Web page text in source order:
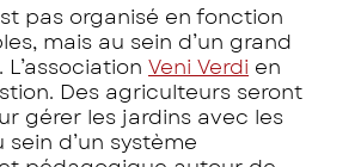
pas organisé en fonction
mais au sein d’un grand
Veni Verdi en
Des agriculteurs seront
gérer les jardins avec les
d’un système